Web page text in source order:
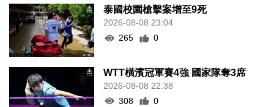
泰國校園槍擊案增至9死
2026-08-08 23:04
265
0
WTT橫濱冠軍賽4強 國家隊奪3席
2026-08-08 22:38
308
0